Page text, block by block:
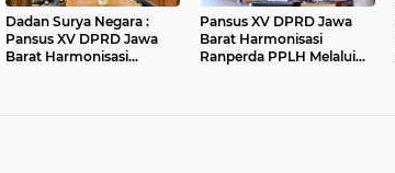
Dadan Surya Negara :
Pansus XV DPRD Jawa
Barat Harmonisasi
Pansus XV DPRD Jawa
Barat Harmonisasi
Ranperda PPLH Melalui